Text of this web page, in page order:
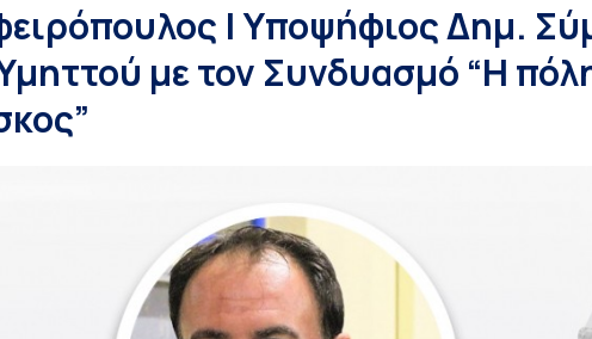
| Υποψήφιος Δημ.
με τον Συνδυασμό “Η